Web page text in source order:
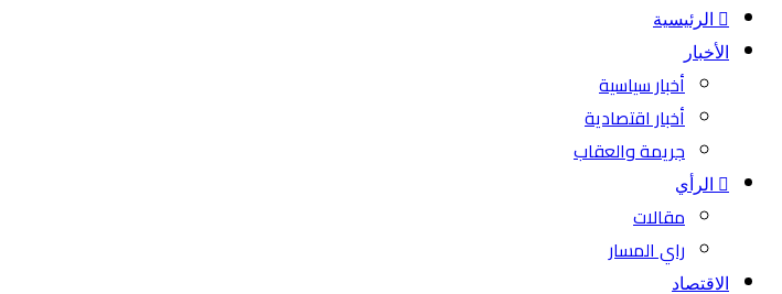
الرئيسية
الأخبار
أخبار سياسية
أخبار اقتصادية
جريمة والعقاب
الرأي
مقالات
راي المسار
الاقتصاد